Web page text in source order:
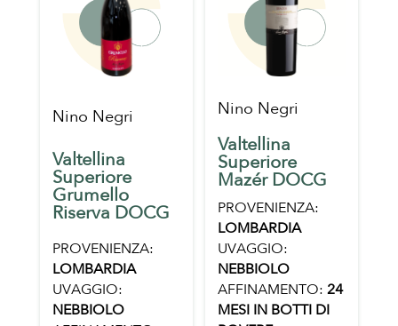
Nino Negri
Valtellina
Superiore
Grumello
Riserva DOCG
PROVENIENZA:
LOMBARDIA
UVAGGIO:
NEBBIOLO
Nino Negri
Valtellina
Superiore
Mazér DOCG
PROVENIENZA:
LOMBARDIA
UVAGGIO:
NEBBIOLO
AFFINAMENTO: 24
MESI IN BOTTI DI